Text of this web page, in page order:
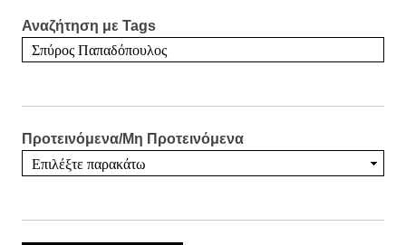
Αναζήτηση με Tags
Προτεινόμενα/Μη Προτεινόμενα